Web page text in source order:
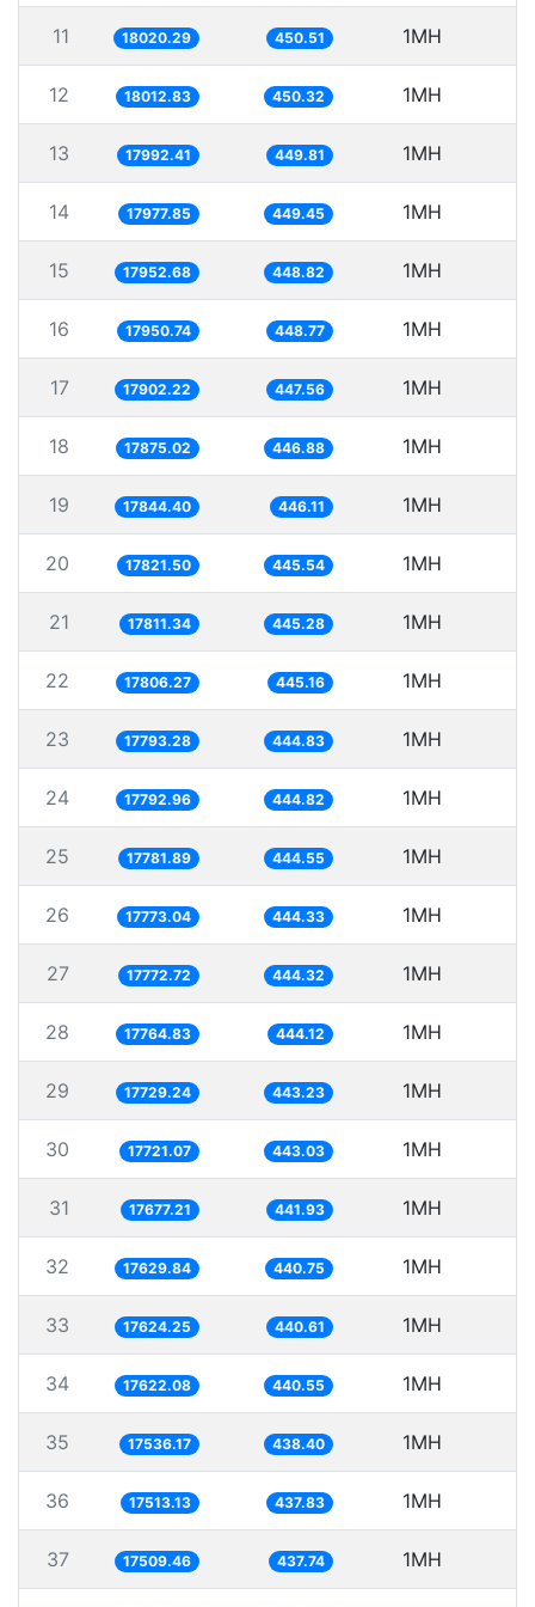
11 18020.29 450.51 1MH
12 18012.83 450.32 1MH
13 17992.41 449.81 1MH
14 17977.85 449.45 1MH
15 17952.68 448.82 1MH
16 17950.74 448.77 1MH
17 17902.22 447.56 1MH
18 17875.02 446.88 1MH
19 17844.40 446.11 1MH
20 17821.50 445.54 1MH
21 17811.34 445.28 1MH
22 17806.27 445.16 1MH
23 17793.28 444.83 1MH
24 17792.96 444.82 1MH
25 17781.89 444.55 1MH
26 17773.04 444.33 1MH
27 17772.72 444.32 1MH
28 17764.83 444.12 1MH
29 17729.24 443.23 1MH
30 17721.07 443.03 1MH
31 17677.21 441.93 1MH
32 17629.84 440.75 1MH
33 17624.25 440.61 1MH
34 17622.08 440.55 1MH
35 17536.17 438.40 1MH
36 17513.13 437.83 1MH
37 17509.46 437.74 1MH